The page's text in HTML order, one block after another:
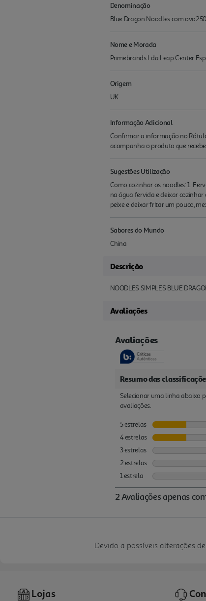
Denominação
Blue Dragon Noodles com
Nome e Morada
Primebrands Lda Leap Center
Origem
UK
Informação Adicional
Confirmar a informação no
acompanha o produto que
Sugestões Utilização
Como cozinhar os noodles: 1.
na água fervida e deixar
peixe e deixar fritar um pouco,
Sabores do Mundo
China
Descrição
NOODLES SIMPLES BLUE
Avaliações
Devido a possíveis alterações
Lojas